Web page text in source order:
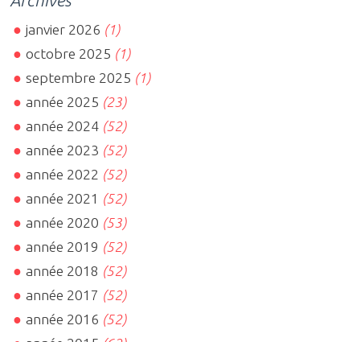
janvier 2026 (1)
octobre 2025 (1)
septembre 2025 (1)
année 2025 (23)
année 2024 (52)
année 2023 (52)
année 2022 (52)
année 2021 (52)
année 2020 (53)
année 2019 (52)
année 2018 (52)
année 2017 (52)
année 2016 (52)